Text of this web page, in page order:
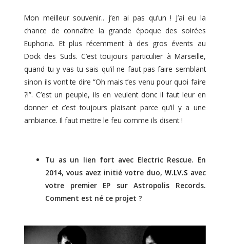
Mon meilleur souvenir.. j’en ai pas qu’un ! J’ai eu la
chance de connaître la grande époque des soirées
Euphoria. Et plus récemment à des gros évents au
Dock des Suds. C’est toujours particulier à Marseille,
quand tu y vas tu sais qu’il ne faut pas faire semblant
sinon ils vont te dire “Oh mais t’es venu pour quoi faire
?!”. C’est un peuple, ils en veulent donc il faut leur en
donner et c’est toujours plaisant parce qu’il y a une
ambiance. Il faut mettre le feu comme ils disent !
Tu as un lien fort avec Electric Rescue. En
2014, vous avez initié votre duo, W.LV.S avec
votre premier EP sur Astropolis Records.
Comment est né ce projet ?